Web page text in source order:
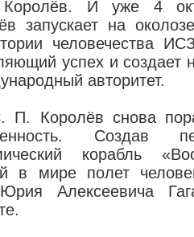
И уже 4
запускает на
человечества
успех и создает
авторитет.
П. Королёв снова
Создав
корабль
в мире полет
Алексеевича